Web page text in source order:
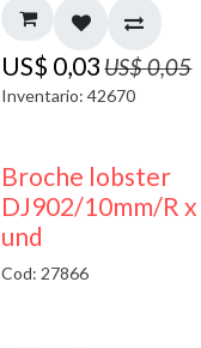
US$ 0,03 US$0,05
Inventario: 42670
Broche lobster
DJ902/10mm/R x
und
Cod: 27866